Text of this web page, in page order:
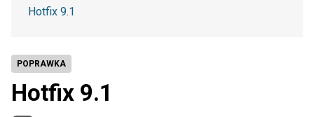
POPRAWKA
Hotfix 9.1
Hotfix 9.1